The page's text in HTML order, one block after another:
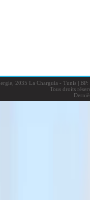
2035 La Charguia - Tunis |BP:
Tous droits